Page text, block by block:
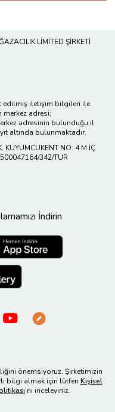
LİMİTED ŞİRKETİ
edilmiş iletişim bilgileri ile
merkez adresi;
adresinin bulunduğu il
altında bulunmaktadır.
KUYUMCUKENT NO: 4 M İÇ
342/TUR
İndirin
önemsiyoruz. Şirketimizin
bilgi almak için lütfen Kişisel
’nı inceleyiniz.